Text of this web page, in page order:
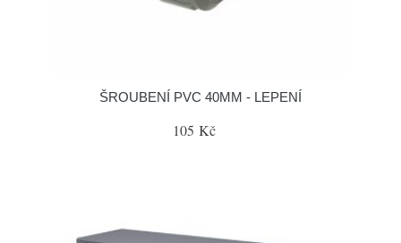
ŠROUBENÍ PVC 40MM - LEPENÍ
105 Kč